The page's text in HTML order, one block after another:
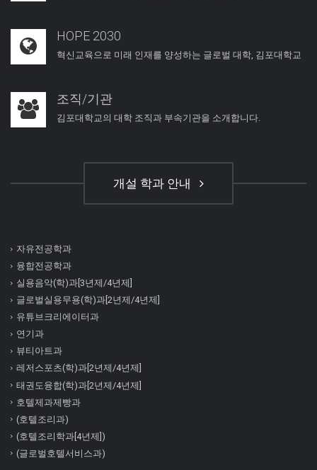
HOPE 2030
혁신교육으로 미래 인재를 양성하는 글로벌 대학, 김포대학교
조직/기관
김포대학교의 대학 조직과 부속기관을 소개합니다.
개설 학과 안내
자유전공학과
융합전공학과
실용음악(학)과[3년제/4년제]
글로벌실용무용(학)과[2년제/4년제]
유튜브크리에이터과
연기과
뷰티아트과
레저스포츠(학)과[2년제/4년제]
태권도융합(학)과[2년제/4년제]
호텔제과제빵과
(호텔조리과)
(호텔조리학과[4년제])
(글로벌호텔서비스과)